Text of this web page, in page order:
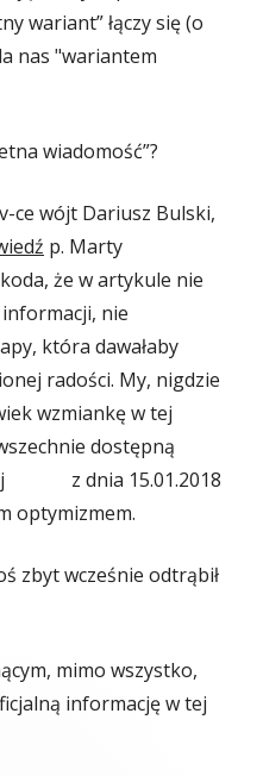
wariant” łączy się (o
"wariantem
wiadomość”?
ce wójt Dariusz Bulski,
p. Marty
że w artykule nie
nie
która dawałaby
radości. My, nigdzie
wzmiankę w tej
dostępną
z dnia 15.01.2018
optymizmem.
zbyt wcześnie odtrąbił
mimo wszystko,
informację w tej